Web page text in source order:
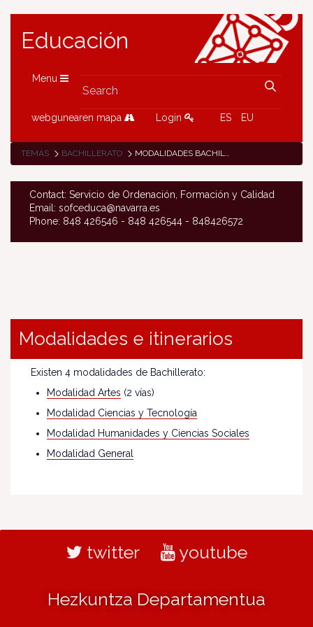
Educación
Menu
webgunearen mapa Login ES EU
TEMAS BACHILLERATO MODALIDADES BACHILLERATO
Contact: Servicio de Ordenación, Formación y Calidad
Email: sofceduca@navarra.es
Phone: 848 426546 - 848 426544 - 848426572
Modalidades e itinerarios
Existen 4 modalidades de Bachillerato:
Modalidad Artes (2 vías)
Modalidad Ciencias y Tecnología
Modalidad Humanidades y Ciencias Sociales
Modalidad General
twitter youtube
Hezkuntza Departamentua